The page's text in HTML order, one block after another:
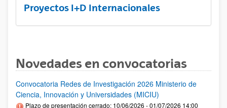
Proyectos I+D Internacionales
Novedades en convocatorias
Convocatoria Redes de Investigación 2026 Ministerio de
Ciencia, Innovación y Universidades (MICIU)
Plazo de presentación cerrado: 10/06/2026 - 01/07/2026 14:00